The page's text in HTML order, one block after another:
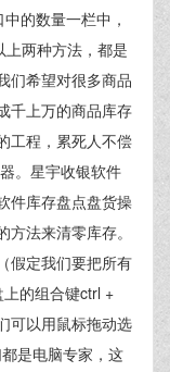
的数量一栏中，
两种方法，都是
们希望对很多商品
千上万的商品库存
工程，累死人不偿
。星宇收银软件
件库存盘点盘货操
法来清零库存。
假定我们要把所有
的组合键ctrl +
可以用鼠标拖动选
是电脑专家，这